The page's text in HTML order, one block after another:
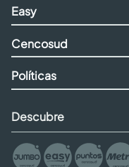
Easy
Cencosud
Políticas
Descubre